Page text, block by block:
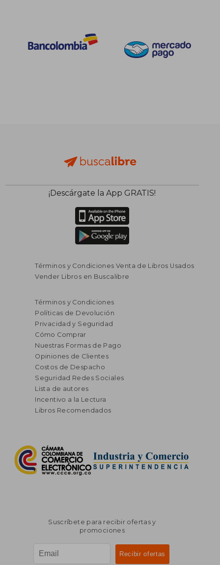
¡Descárgate la App GRATIS!
Términos y Condiciones Venta de Libros Usados
Vender Libros en Buscalibre
Términos y Condiciones
Políticas de Devolución
Privacidad y Seguridad
Cómo Comprar
Nuestras Formas de Pago
Opiniones de Clientes
Costos de Despacho
Seguridad Redes Sociales
Lista de autores
Incentivo a la Lectura
Libros Recomendados
Suscríbete para recibir ofertas y
promociones